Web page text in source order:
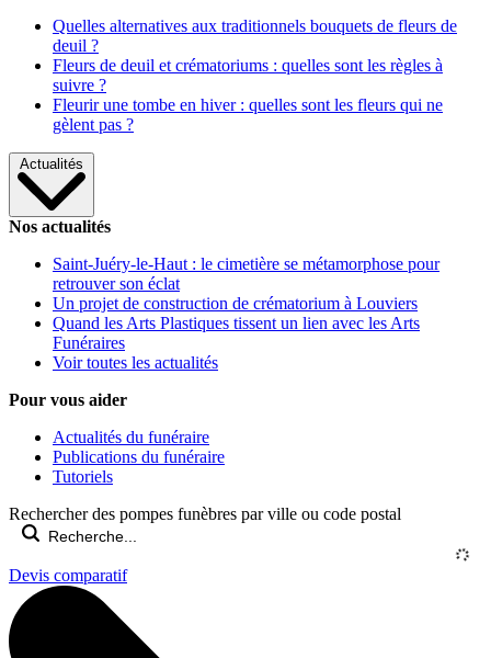
Quelles alternatives aux traditionnels bouquets de fleurs de
deuil ?
Fleurs de deuil et crématoriums : quelles sont les règles à
suivre ?
Fleurir une tombe en hiver : quelles sont les fleurs qui ne
gèlent pas ?
Actualités
Nos actualités
Saint-Juéry-le-Haut : le cimetière se métamorphose pour
retrouver son éclat
Un projet de construction de crématorium à Louviers
Quand les Arts Plastiques tissent un lien avec les Arts
Funéraires
Voir toutes les actualités
Pour vous aider
Actualités du funéraire
Publications du funéraire
Tutoriels
Rechercher des pompes funèbres par ville ou code postal
Devis comparatif